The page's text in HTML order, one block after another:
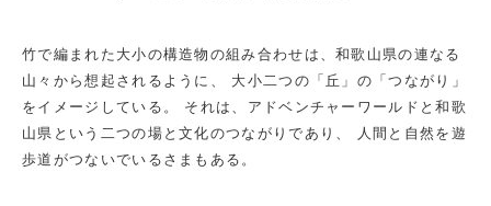
竹で編まれた大小の構造物の組み合わせは、和歌山県の連なる
山々から想起されるように、 大小二つの「丘」の「つながり」
をイメージしている。 それは、アドベンチャーワールドと和歌
山県という二つの場と文化のつながりであり、 人間と自然を遊
歩道がつないでいるさまもある。